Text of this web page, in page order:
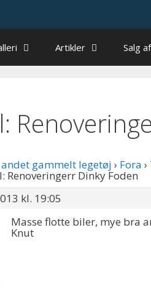
Artikler Salg
gammelt legetøj › Fora ›
Renoveringerr Dinky Foden
kl. 19:05
Masse flotte biler, mye bra
Knut